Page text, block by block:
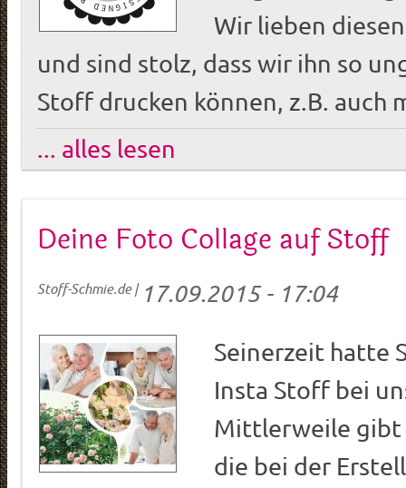
Wir lieben
und sind stolz, dass wir ihn so
Stoff drucken können, z.B. auch
... alles lesen
Deine Foto Collage auf Stoff
Stoff-Schmie.de| 17.09.2015 - 17:04
Seinerzeit hatte
Insta Stoff bei
Mittlerweile gibt
die bei der